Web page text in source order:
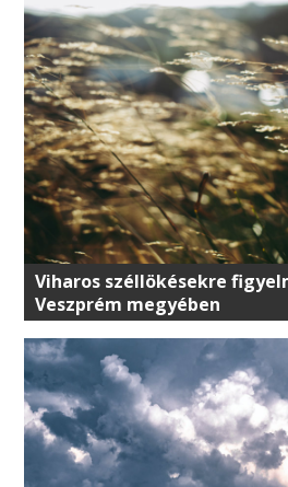
Viharos széllökésekre
Veszprém megyében